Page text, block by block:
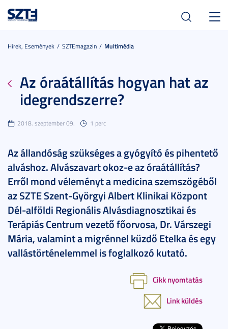
Hírek, Események SZTEmagazin Multimédia
Az óraátállítás hogyan hat az
idegrendszerre?
2018. szeptember 09. 1 perc
Az állandóság szükséges a gyógyító és pihentető
alváshoz. Alvászavart okoz-e az óraátállítás?
Erről mond véleményt a medicina szemszögéből
az SZTE Szent-Györgyi Albert Klinikai Központ
Dél-alföldi Regionális Alvásdiagnosztikai és
Terápiás Centrum vezető főorvosa, Dr. Várszegi
Mária, valamint a migrénnel küzdő Etelka és egy
vallástörténelemmel is foglalkozó kutató.
Cikk nyomtatás
Link küldés